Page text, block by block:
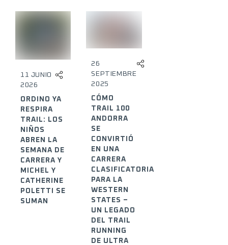
11 JUNIO
2026
ORDINO YA
RESPIRA
TRAIL: LOS
NIÑOS
ABREN LA
SEMANA DE
CARRERA Y
MICHEL Y
CATHERINE
POLETTI SE
SUMAN
26
SEPTIEMBRE
2025
CÓMO
TRAIL 100
ANDORRA
SE
CONVIRTIÓ
EN UNA
CARRERA
CLASIFICATORIA
PARA LA
WESTERN
STATES –
UN LEGADO
DEL TRAIL
RUNNING
DE ULTRA